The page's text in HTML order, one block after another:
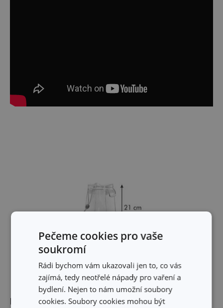
Rozměry
Pečeme cookies pro vaše
soukromí
Rádi bychom vám ukazovali jen to, co vás
zajímá, tedy neotřelé nápady pro vaření a
bydlení. Nejen to nám umožní soubory
cookies. Soubory cookies mohou být